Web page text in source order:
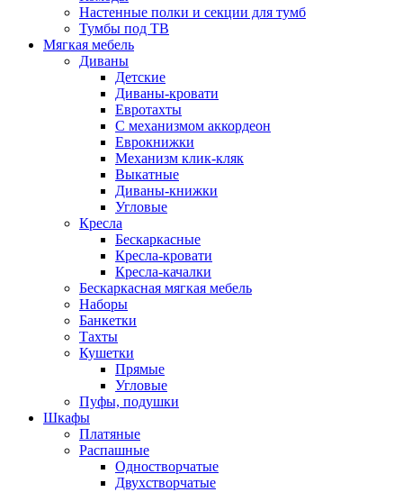
Настенные полки и секции для тумб
Тумбы под ТВ
Мягкая мебель
Диваны
Детские
Диваны-кровати
Евротахты
С механизмом аккордеон
Еврокнижки
Механизм клик-кляк
Выкатные
Диваны-книжки
Угловые
Кресла
Бескаркасные
Кресла-кровати
Кресла-качалки
Бескаркасная мягкая мебель
Наборы
Банкетки
Тахты
Кушетки
Прямые
Угловые
Пуфы, подушки
Шкафы
Платяные
Распашные
Одностворчатые
Двухстворчатые